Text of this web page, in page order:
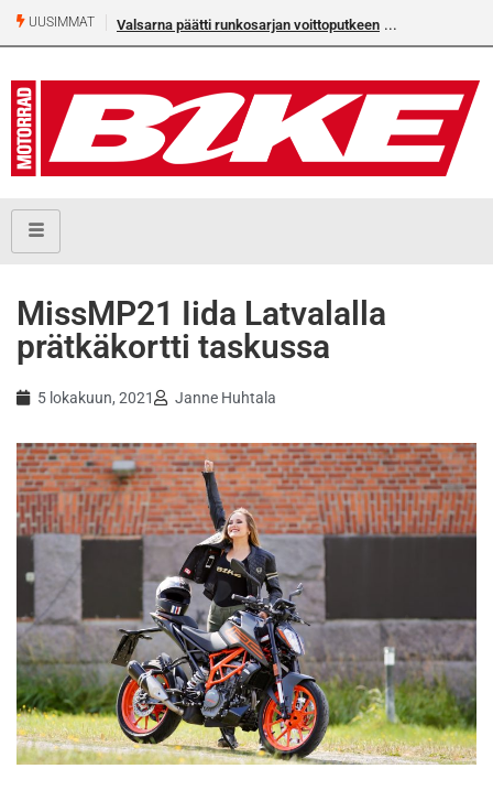
UUSIMMAT Valsarna päätti runkosarjan voittoputkeen
MissMP21 Iida Latvalalla
prätkäkortti taskussa
5 lokakuun, 2021 Janne Huhtala